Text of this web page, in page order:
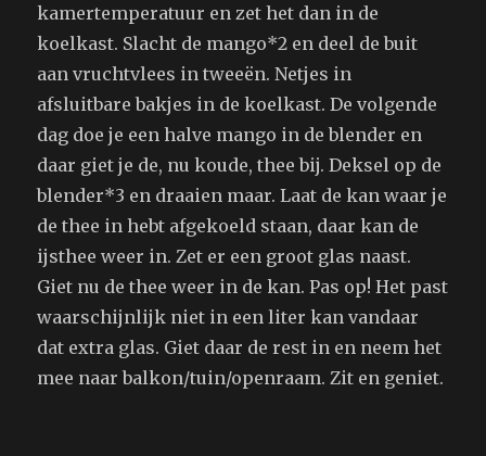
kamertemperatuur en zet het dan in de
koelkast. Slacht de mango*2 en deel de buit
aan vruchtvlees in tweeën. Netjes in
afsluitbare bakjes in de koelkast. De volgende
dag doe je een halve mango in de blender en
daar giet je de, nu koude, thee bij. Deksel op de
blender*3 en draaien maar. Laat de kan waar je
de thee in hebt afgekoeld staan, daar kan de
ijsthee weer in. Zet er een groot glas naast.
Giet nu de thee weer in de kan. Pas op! Het past
waarschijnlijk niet in een liter kan vandaar
dat extra glas. Giet daar de rest in en neem het
mee naar balkon/tuin/openraam. Zit en geniet.